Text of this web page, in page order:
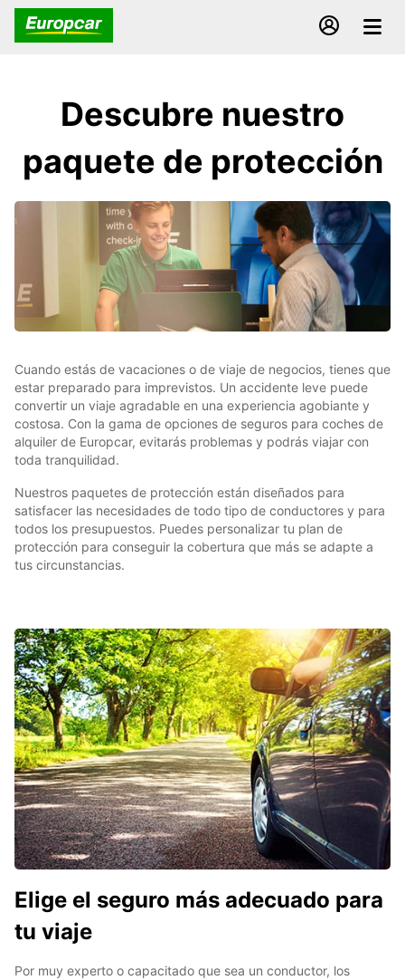
Descubre nuestro
paquete de protección
Cuando estás de vacaciones o de viaje de negocios, tienes que
estar preparado para imprevistos. Un accidente leve puede
convertir un viaje agradable en una experiencia agobiante y
costosa. Con la gama de opciones de seguros para coches de
alquiler de Europcar, evitarás problemas y podrás viajar con
toda tranquilidad.
Nuestros paquetes de protección están diseñados para
satisfacer las necesidades de todo tipo de conductores y para
todos los presupuestos. Puedes personalizar tu plan de
protección para conseguir la cobertura que más se adapte a
tus circunstancias.
Elige el seguro más adecuado para
tu viaje
Por muy experto o capacitado que sea un conductor, los